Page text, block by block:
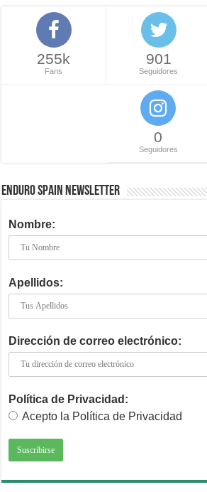
255k
Fans
901
Seguidores
0
Seguidores
ENDURO SPAIN NEWSLETTER
Nombre:
Apellidos:
Dirección de correo electrónico:
Política de Privacidad:
Acepto la Política de Privacidad